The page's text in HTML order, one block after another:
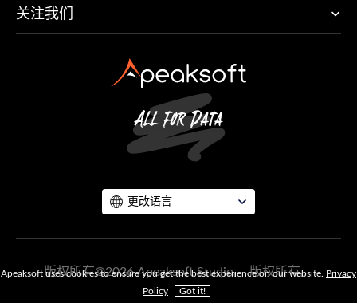
关注我们
更改语言
版权所有©2026 Apeaksoft Studio。 版权所有。
Apeaksoft uses cookies to ensure you get the best experience on our website. Privacy
Policy
Got it!